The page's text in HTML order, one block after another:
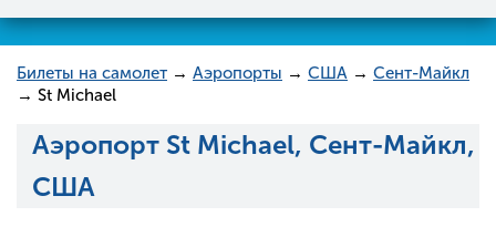
Билеты на самолет → Аэропорты → США → Сент-Майкл
→ St Michael
Аэропорт St Michael, Сент-Майкл,
США